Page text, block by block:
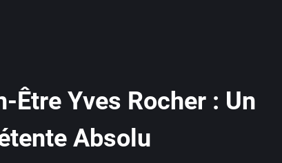
Être Yves Rocher : Un
Absolu